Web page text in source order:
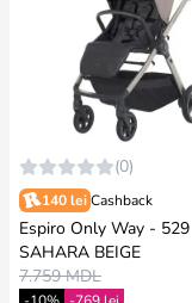
(0)
140 lei Cashback
Espiro Only Way - 529
SAHARA BEIGE
7.759 MDL